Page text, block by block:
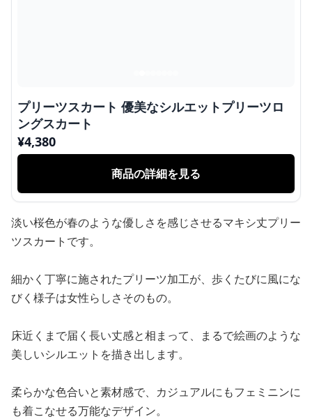
プリーツスカート 優美なシルエットプリーツロ
ングスカート
¥4,380
商品の詳細を見る
淡い桜色が春のような優しさを感じさせるマキシ丈プリー
ツスカートです。
細かく丁寧に施されたプリーツ加工が、歩くたびに風にな
びく様子は女性らしさそのもの。
床近くまで届く長い丈感と相まって、まるで絵画のような
美しいシルエットを描き出します。
柔らかな色合いと素材感で、カジュアルにもフェミニンに
も着こなせる万能なデザイン。